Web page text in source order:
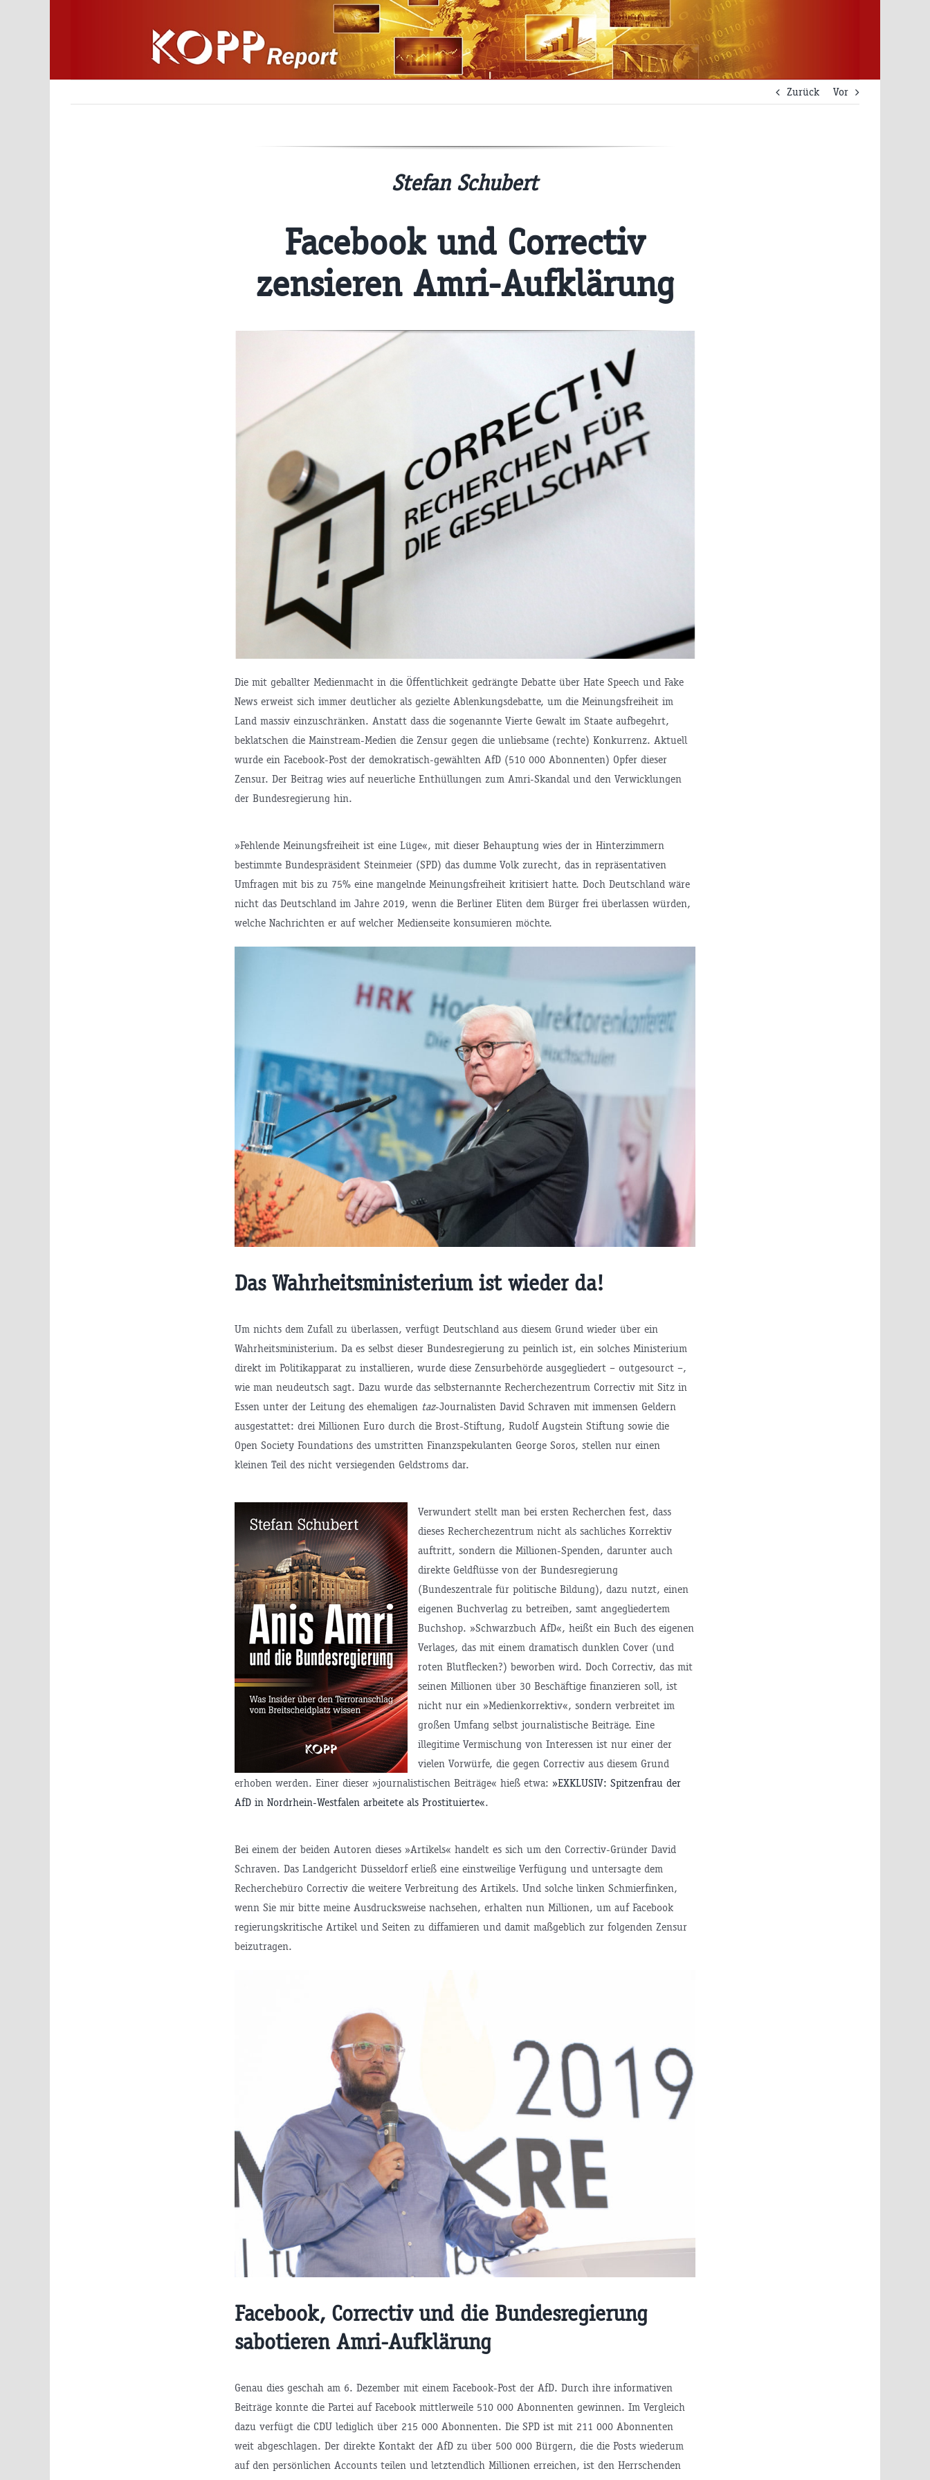
Zurück Vor
Stefan Schubert
Facebook und Correctiv
zensieren Amri-Aufklärung
Die mit geballter Medienmacht in die Öffentlichkeit gedrängte Debatte über Hate Speech und Fake
News erweist sich immer deutlicher als gezielte Ablenkungsdebatte, um die Meinungsfreiheit im
Land massiv einzuschränken. Anstatt dass die sogenannte Vierte Gewalt im Staate aufbegehrt,
beklatschen die Mainstream-Medien die Zensur gegen die unliebsame (rechte) Konkurrenz. Aktuell
wurde ein Facebook-Post der demokratisch-gewählten AfD (510 000 Abonnenten) Opfer dieser
Zensur. Der Beitrag wies auf neuerliche Enthüllungen zum Amri-Skandal und den Verwicklungen
der Bundesregierung hin.
»Fehlende Meinungsfreiheit ist eine Lüge«, mit dieser Behauptung wies der in Hinterzimmern
bestimmte Bundespräsident Steinmeier (SPD) das dumme Volk zurecht, das in repräsentativen
Umfragen mit bis zu 75% eine mangelnde Meinungsfreiheit kritisiert hatte. Doch Deutschland wäre
nicht das Deutschland im Jahre 2019, wenn die Berliner Eliten dem Bürger frei überlassen würden,
welche Nachrichten er auf welcher Medienseite konsumieren möchte.
Das Wahrheitsministerium ist wieder da!
Um nichts dem Zufall zu überlassen, verfügt Deutschland aus diesem Grund wieder über ein
Wahrheitsministerium. Da es selbst dieser Bundesregierung zu peinlich ist, ein solches Ministerium
direkt im Politikapparat zu installieren, wurde diese Zensurbehörde ausgegliedert – outgesourct –,
wie man neudeutsch sagt. Dazu wurde das selbsternannte Recherchezentrum Correctiv mit Sitz in
Essen unter der Leitung des ehemaligen taz-Journalisten David Schraven mit immensen Geldern
ausgestattet: drei Millionen Euro durch die Brost-Stiftung, Rudolf Augstein Stiftung sowie die
Open Society Foundations des umstritten Finanzspekulanten George Soros, stellen nur einen
kleinen Teil des nicht versiegenden Geldstroms dar.
Verwundert stellt man bei ersten Recherchen fest, dass
dieses Recherchezentrum nicht als sachliches Korrektiv
auftritt, sondern die Millionen-Spenden, darunter auch
direkte Geldflüsse von der Bundesregierung
(Bundeszentrale für politische Bildung), dazu nutzt, einen
eigenen Buchverlag zu betreiben, samt angegliedertem
Buchshop. »Schwarzbuch AfD«, heißt ein Buch des eigenen
Verlages, das mit einem dramatisch dunklen Cover (und
roten Blutflecken?) beworben wird. Doch Correctiv, das mit
seinen Millionen über 30 Beschäftige finanzieren soll, ist
nicht nur ein »Medienkorrektiv«, sondern verbreitet im
großen Umfang selbst journalistische Beiträge. Eine
illegitime Vermischung von Interessen ist nur einer der
vielen Vorwürfe, die gegen Correctiv aus diesem Grund
erhoben werden. Einer dieser »journalistischen Beiträge« hieß etwa: »EXKLUSIV: Spitzenfrau der
AfD in Nordrhein-Westfalen arbeitete als Prostituierte«.
Bei einem der beiden Autoren dieses »Artikels« handelt es sich um den Correctiv-Gründer David
Schraven. Das Landgericht Düsseldorf erließ eine einstweilige Verfügung und untersagte dem
Recherchebüro Correctiv die weitere Verbreitung des Artikels. Und solche linken Schmierfinken,
wenn Sie mir bitte meine Ausdrucksweise nachsehen, erhalten nun Millionen, um auf Facebook
regierungskritische Artikel und Seiten zu diffamieren und damit maßgeblich zur folgenden Zensur
beizutragen.
Facebook, Correctiv und die Bundesregierung
sabotieren Amri-Aufklärung
Genau dies geschah am 6. Dezember mit einem Facebook-Post der AfD. Durch ihre informativen
Beiträge konnte die Partei auf Facebook mittlerweile 510 000 Abonnenten gewinnen. Im Vergleich
dazu verfügt die CDU lediglich über 215 000 Abonnenten. Die SPD ist mit 211 000 Abonnenten
weit abgeschlagen. Der direkte Kontakt der AfD zu über 500 000 Bürgern, die die Posts wiederum
auf den persönlichen Accounts teilen und letztendlich Millionen erreichen, ist den Herrschenden